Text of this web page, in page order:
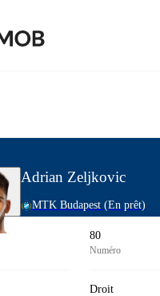
Adrian Zeljkovic
MTK Budapest (En prêt)
80
Numéro
Droit